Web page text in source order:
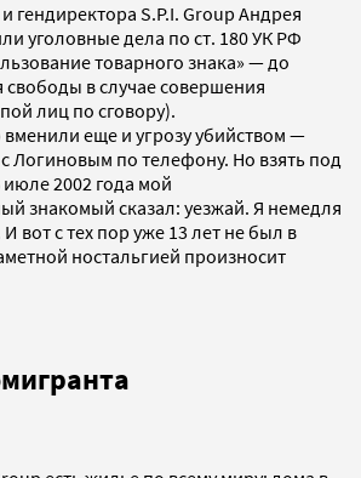
S.P.I. Group Андрея
уголовные дела по ст. 180 УК РФ
товарного знака» — до
в случае совершения
лиц по сговору).
еще и угрозу убийством —
Логиновым по телефону. Но взять под
июле 2002 года мой
знакомый сказал: уезжай. Я немедля
вот с тех пор уже 13 лет не был в
ностальгией произносит